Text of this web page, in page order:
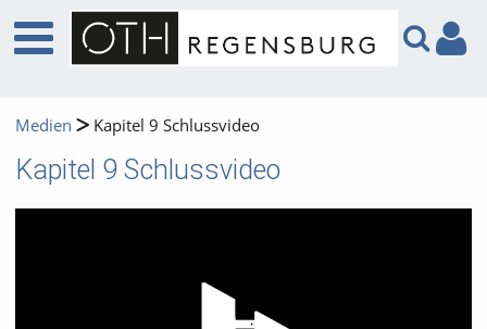
Medien Kapitel 9 Schlussvideo
Kapitel 9 Schlussvideo